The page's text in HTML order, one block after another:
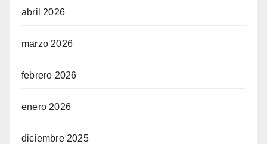
abril 2026
marzo 2026
febrero 2026
enero 2026
diciembre 2025